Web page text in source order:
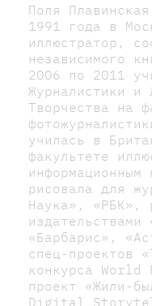
Поля
1991 года в
иллюстратор,
независимого
2006 по 2011
Журналистики и
Творчества на
училась в
факультете
рисовала для
Наука», «РБК»,
«Барбарис»,
спец-проектов
конкурса
проект «Жили-
Digital